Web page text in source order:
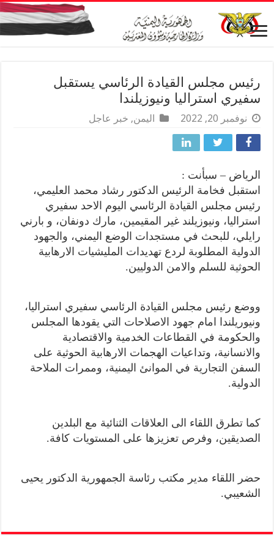
رئيس مجلس القيادة الرئاسي يستقبل
سفيري استراليا ونيوزيلندا
نوفمبر 20, 2022 اليمن, خبر عاجل
الرياض – سبأنت :
استقبل فخامة الرئيس الدكتور رشاد محمد العليمي،
رئيس مجلس القيادة الرئاسي اليوم الاحد سفيري
استراليا، ونيوزيلند غير المقيمين، مارك دونفان، و بارني
رايلي، للبحث في مستجدات الوضع اليمني، والجهود
الدولية المطلوبة لردع تهديدات المليشيات الارهابية
الحوثية للسلم والامن الدوليين.
ووضع رئيس مجلس القيادة الرئاسي سفيري استراليا،
ونيوريلندا امام جهود الاصلاحات التي يقودها المجلس
والحكومة في القطاعات الخدمية والاقتصادية
والانسانية، وتداعيات الهجمات الارهابية الحوثية على
السفن التجارية في الموانئ اليمنية، وممرات الملاحة
الدولية.
كما تطرق اللقاء الى العلاقات الثنائية مع البلدين
الصديقين، وفرص تعزيزها على المستويات كافة.
حضر اللقاء مدير مكتب رئاسة الجمهورية الدكتور يحيى
الشعيبي.